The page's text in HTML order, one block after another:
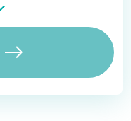
ラの迷子を未然に防
流の2024年問題」解
IoTネットワー